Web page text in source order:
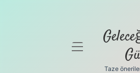
menüyü
Taze